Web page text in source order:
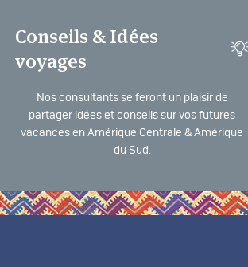
Conseils & Idées
voyages
Nos consultants se feront un plaisir de
partager idées et conseils sur vos futures
vacances en Amérique Centrale & Amérique
du Sud.